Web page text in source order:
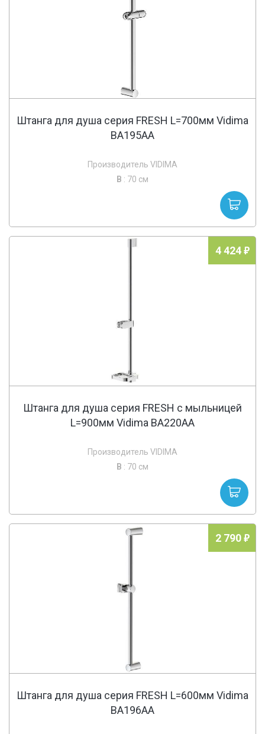
Штанга для душа серия FRESH L=700мм Vidima
BA195AA
Производитель VIDIMA
В : 70 см
4 424
Штанга для душа серия FRESH с мыльницей
L=900мм Vidima BA220AA
Производитель VIDIMA
В : 70 см
2 790
Штанга для душа серия FRESH L=600мм Vidima
BA196AA